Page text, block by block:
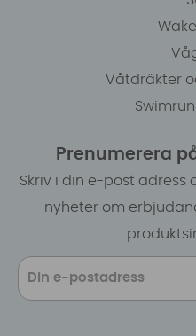
Våtdräkter
Prenumerera
Skriv i din e-post adress
nyheter om